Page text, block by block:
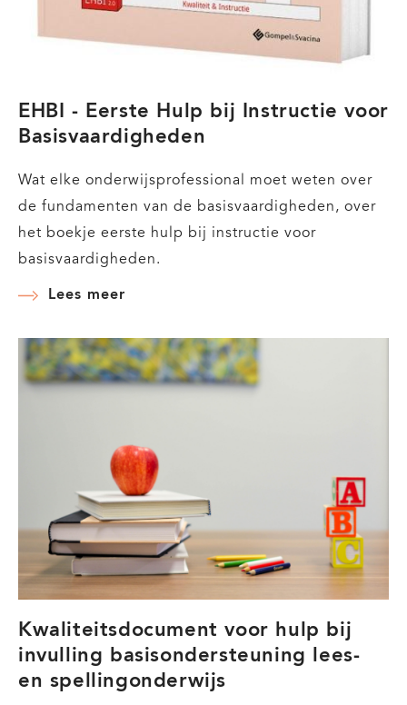
EHBI - Eerste Hulp bij Instructie voor
Basisvaardigheden
Wat elke onderwijsprofessional moet weten over
de fundamenten van de basisvaardigheden, over
het boekje eerste hulp bij instructie voor
basisvaardigheden.
Lees meer
Eerste
Basisvaardigheden
Kwaliteitsdocument voor hulp bij
invulling basisondersteuning lees-
en spellingonderwijs